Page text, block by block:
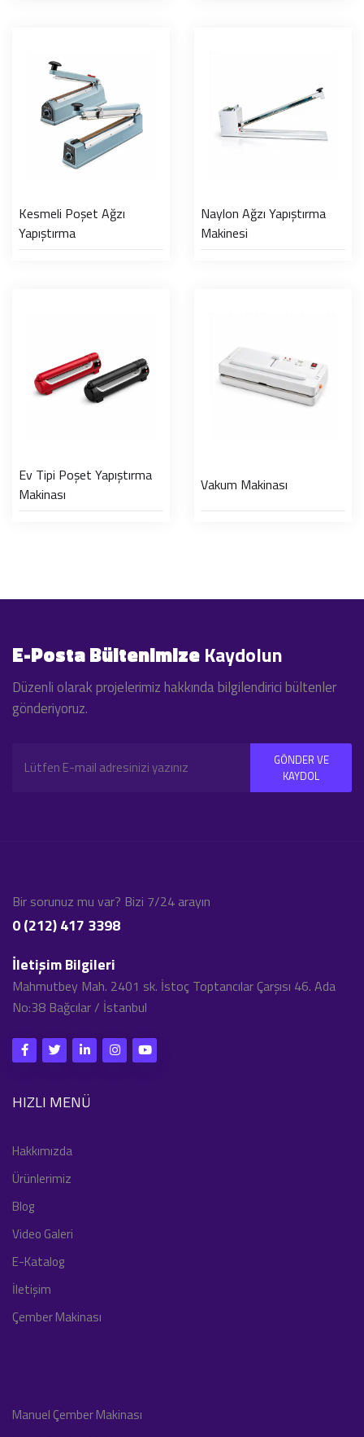
Kesmeli Poşet Ağzı
Yapıştırma
Naylon Ağzı Yapıştırma
Makinesi
Ev Tipi Poşet Yapıştırma
Makinası
Vakum Makinası
E-Posta BültenimizeKaydolun
Düzenli olarak projelerimiz hakkında bilgilendirici bültenler
gönderiyoruz.
GÖNDER VE
KAYDOL
Bir sorunuz mu var? Bizi 7/24 arayın
0 (212) 417 3398
İletişim Bilgileri
Mahmutbey Mah. 2401 sk. İstoç Toptancılar Çarşısı 46. Ada
No:38 Bağcılar / İstanbul
HIZLI MENÜ
Hakkımızda
Ürünlerimiz
Blog
Video Galeri
E-Katalog
İletişim
Çember Makinası
Manuel Çember Makinası